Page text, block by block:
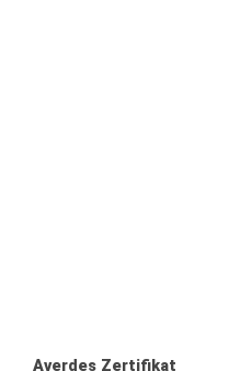
Averdes Zertifikat